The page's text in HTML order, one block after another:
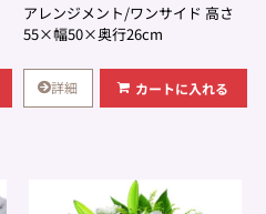
アレンジメント/ワンサイド 高さ
55×幅50×奥行26cm
詳細 カートに入れる